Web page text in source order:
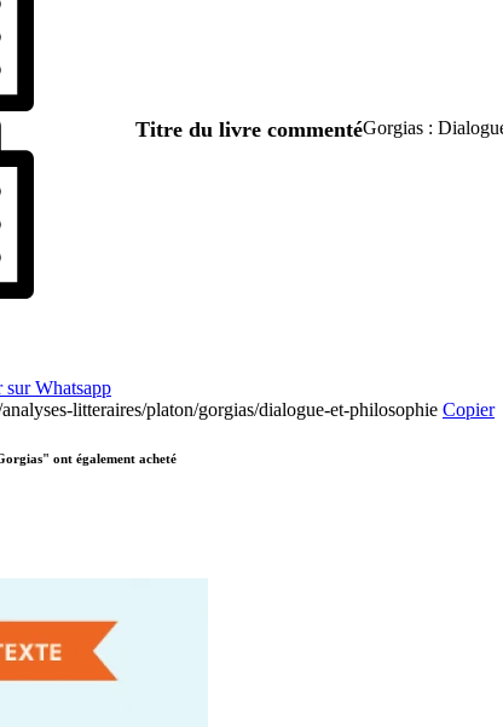
Titre du livre commentéGorgias :
litteraires/platon/gorgias/dialogue-et-philosophie Copier
ont également acheté